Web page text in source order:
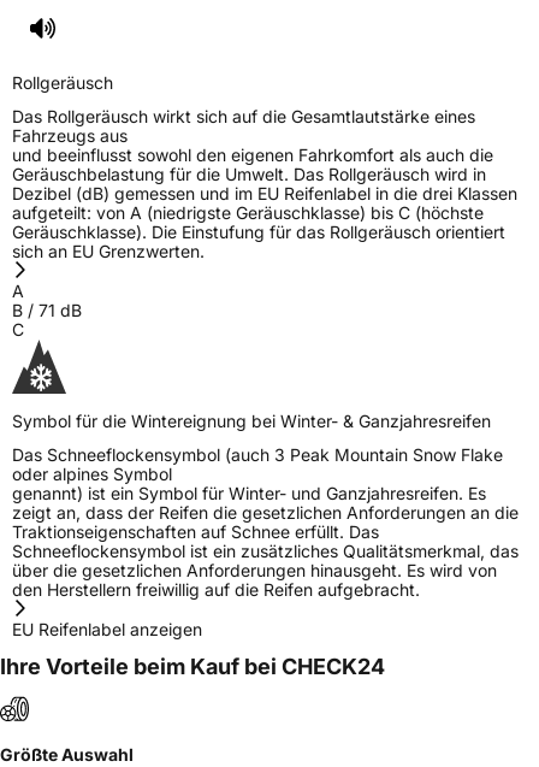
Rollgeräusch
Das Rollgeräusch wirkt sich auf die Gesamtlautstärke eines
Fahrzeugs aus
und beeinflusst sowohl den eigenen Fahrkomfort als auch die
Geräuschbelastung für die Umwelt. Das Rollgeräusch wird in
Dezibel (dB) gemessen und im EU Reifenlabel in die drei Klassen
aufgeteilt: von A (niedrigste Geräuschklasse) bis C (höchste
Geräuschklasse). Die Einstufung für das Rollgeräusch orientiert
sich an EU Grenzwerten.
A
B / 71 dB
C
Symbol für die Wintereignung bei Winter- & Ganzjahresreifen
Das Schneeflockensymbol (auch 3 Peak Mountain Snow Flake
oder alpines Symbol
genannt) ist ein Symbol für Winter- und Ganzjahresreifen. Es
zeigt an, dass der Reifen die gesetzlichen Anforderungen an die
Traktionseigenschaften auf Schnee erfüllt. Das
Schneeflockensymbol ist ein zusätzliches Qualitätsmerkmal, das
über die gesetzlichen Anforderungen hinausgeht. Es wird von
den Herstellern freiwillig auf die Reifen aufgebracht.
EU Reifenlabel anzeigen
Ihre Vorteile beim Kauf bei CHECK24
Größte Auswahl